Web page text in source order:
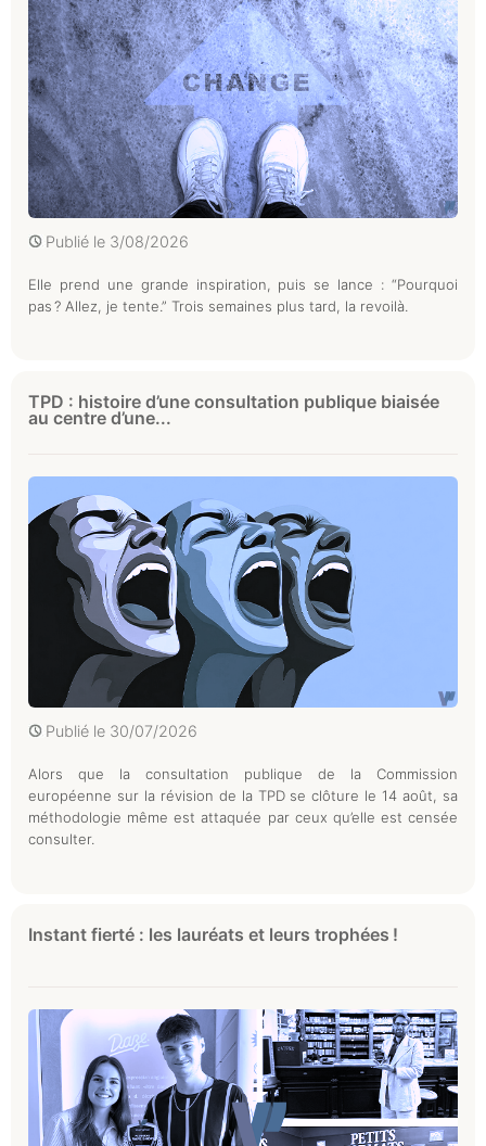
Publié le 3/08/2026
Elle prend une grande inspiration, puis se lance : “Pourquoi
pas ? Allez, je tente.” Trois semaines plus tard, la revoilà.
TPD : histoire d’une consultation publique biaisée
au centre d’une...
Publié le 30/07/2026
Alors que la consultation publique de la Commission
européenne sur la révision de la TPD se clôture le 14 août, sa
méthodologie même est attaquée par ceux qu’elle est censée
consulter.
Instant fierté : les lauréats et leurs trophées !